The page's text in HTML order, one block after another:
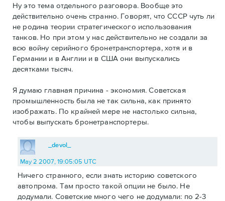
Ну это тема отдельного разговора. Вообще это
действительно очень странно. Говорят, что СССР чуть ли
не родина теории стратегического использования
танков. Но при этом у нас действительно не создали за
всю войну серийного бронетранспортера, хотя и в
Германии и в Англии и в США они выпускались
десятками тысяч.
Я думаю главная причина - экономия. Советская
промышленность была не так сильна, как принято
изображать. По крайней мере не настолько сильна,
чтобы выпускать бронетранспортеры.
_devol_
May 2 2007, 19:05:05 UTC
Ничего странного, если знать историю советского
автопрома. Там просто такой опции не было. Не
додумали. Советские много чего не додумали: по 2-3